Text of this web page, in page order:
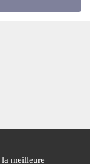
meilleure